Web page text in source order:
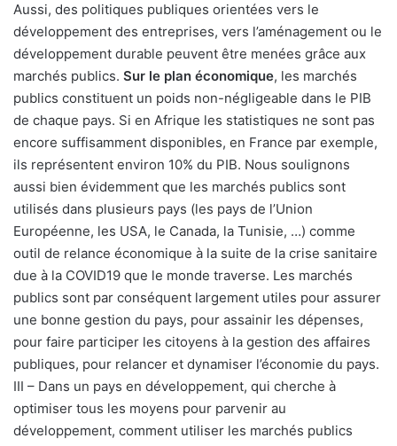
Aussi, des politiques publiques orientées vers le
développement des entreprises, vers l’aménagement ou le
développement durable peuvent être menées grâce aux
marchés publics. Sur le plan économique, les marchés
publics constituent un poids non-négligeable dans le PIB
de chaque pays. Si en Afrique les statistiques ne sont pas
encore suffisamment disponibles, en France par exemple,
ils représentent environ 10% du PIB. Nous soulignons
aussi bien évidemment que les marchés publics sont
utilisés dans plusieurs pays (les pays de l’Union
Européenne, les USA, le Canada, la Tunisie, …) comme
outil de relance économique à la suite de la crise sanitaire
due à la COVID19 que le monde traverse. Les marchés
publics sont par conséquent largement utiles pour assurer
une bonne gestion du pays, pour assainir les dépenses,
pour faire participer les citoyens à la gestion des affaires
publiques, pour relancer et dynamiser l’économie du pays.
III – Dans un pays en développement, qui cherche à
optimiser tous les moyens pour parvenir au
développement, comment utiliser les marchés publics